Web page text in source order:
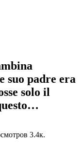
suo padre era
solo il
3.4к.